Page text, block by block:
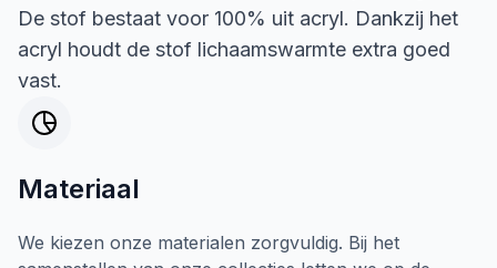
De stof bestaat voor 100% uit acryl. Dankzij het
acryl houdt de stof lichaamswarmte extra goed
vast.
Materiaal
We kiezen onze materialen zorgvuldig. Bij het